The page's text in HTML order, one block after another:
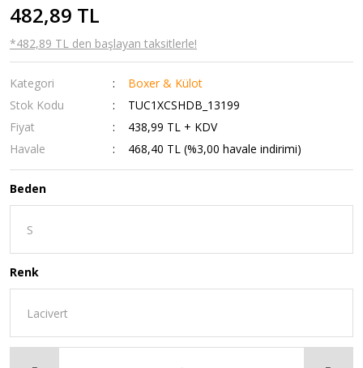
482,89 TL
*482,89 TL den başlayan taksitlerle!
Kategori
Boxer & Külot
Stok Kodu
TUC1XCSHDB_13199
Fiyat
438,99 TL + KDV
Havale
468,40 TL (%3,00 havale indirimi)
Beden
Renk